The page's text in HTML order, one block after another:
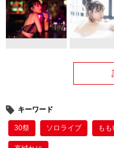
キーワード
30祭 ソロライブ も